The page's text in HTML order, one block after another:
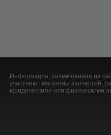
Информация, размещенная на
участники: магазины запчастей,
юридическими или физическими